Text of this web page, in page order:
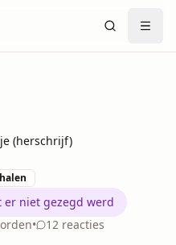
(herschrijf)
er niet gezegd werd
• 12 reacties